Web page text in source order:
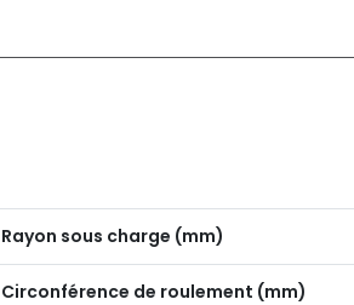
Rayon sous charge (mm)
Circonférence de roulement (mm)